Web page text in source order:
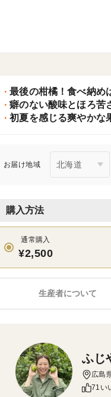
最後の柑橘！食べ納め
癖のない酸味とほろ苦
初夏を感じる爽やかな
お届け地域
購入方法
通常購入
¥2,500
生産者について
ふじ
広島
71い